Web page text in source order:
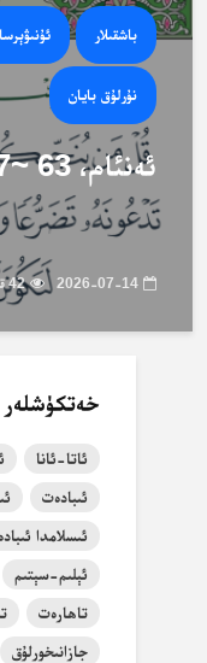
باشقىلار
نۇرلۇق بايان
ئەنئام، 63 ~67 – ئايەتلەرنىڭ...
2026-07-14 42 قېتىم كۆرۈلدى
خەتكۈشلەر
ئاتا-ئانا
ئىبادەت
ئىسلامدا
ئېلىم-سېتىم
تاھارەت
جازانىخورلۇق